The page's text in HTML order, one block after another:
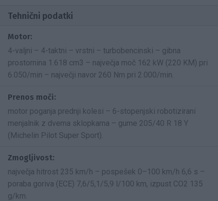
Tehnični podatki
Motor:
4-valjni – 4-taktni – vrstni – turbobencinski – gibna
prostornina 1.618 cm3 – največja moč 162 kW (220 KM) pri
6.050/min – največji navor 260 Nm pri 2.000/min.
Prenos moči:
motor poganja prednji kolesi – 6-stopenjski robotizirani
menjalnik z dvema sklopkama – gume 205/40 R 18 Y
(Michelin Pilot Super Sport).
Zmogljivost:
največja hitrost 235 km/h – pospešek 0–100 km/h 6,6 s –
poraba goriva (ECE) 7,6/5,1/5,9 l/100 km, izpust CO2 135
g/km.